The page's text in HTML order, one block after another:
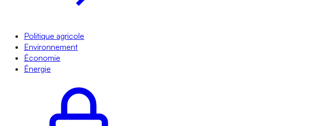
Politique agricole
Environnement
Économie
Énergie